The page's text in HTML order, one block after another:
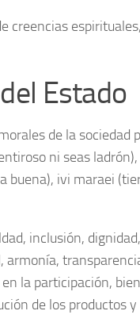
Estado
de la sociedad
ni seas
buena), ivi maraei
inclusión,
armonía,
la participación,
de los productos y